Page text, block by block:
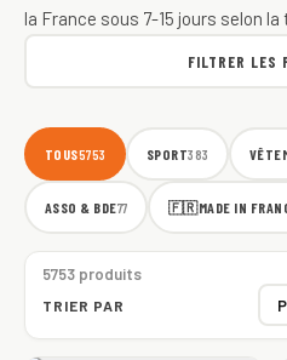
la France sous 7-15 jours selon
FILTRER LES
TOUS5753 SPORT383
ASSO & BDE77 🇫🇷MADE IN
5753 produits
TRIER PAR